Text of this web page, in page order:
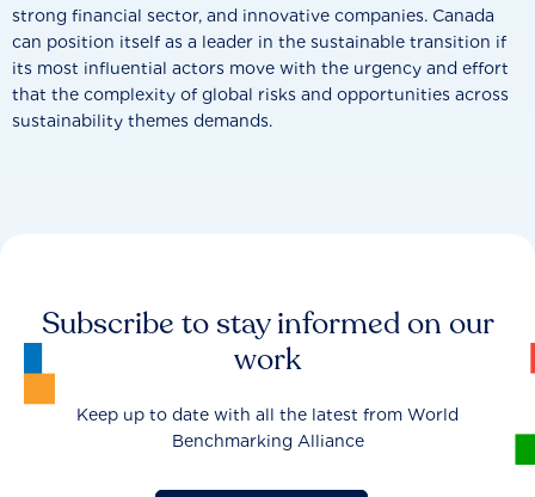
strong financial sector, and innovative companies. Canada
can position itself as a leader in the sustainable transition if
its most influential actors move with the urgency and effort
that the complexity of global risks and opportunities across
sustainability themes demands.
Subscribe to stay informed on our
work
Keep up to date with all the latest from World
Benchmarking Alliance